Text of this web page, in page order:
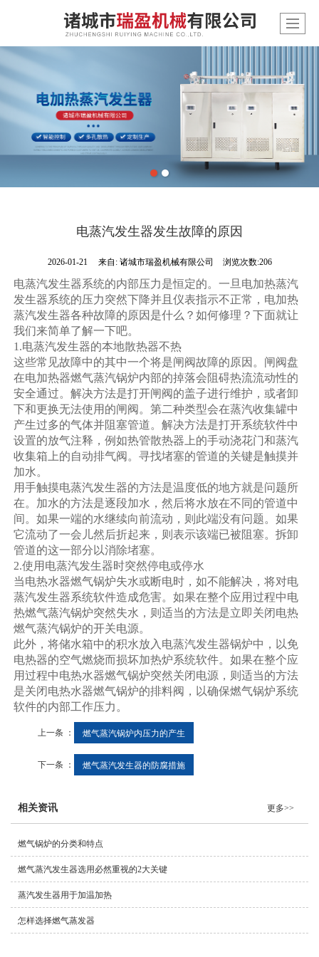
电蒸汽发生器发生故障的原因
2026-01-21 来自: 诸城市瑞盈机械有限公司 浏览次数:206
电蒸汽发生器系统的内部压力是恒定的。一旦电加热蒸汽
发生器系统的压力突然下降并且仪表指示不正常，电加热
蒸汽发生器各种故障的原因是什么？如何修理？下面就让
我们来简单了解一下吧。
1.电蒸汽发生器的本地散热器不热
这些常见故障中的其中一个将是闸阀故障的原因。闸阀盘
在电加热器燃气蒸汽锅炉内部的掉落会阻碍热流流动性的
安全通过。解决方法是打开闸阀的盖子进行维护，或者卸
下和更换无法使用的闸阀。第二种类型会在蒸汽收集罐中
产生过多的气体并阻塞管道。解决方法是打开系统软件中
设置的放气注释，例如热管散热器上的手动浇花门和蒸汽
收集箱上的自动排气阀。寻找堵塞的管道的关键是触摸并
加水。
用手触摸电蒸汽发生器的方法是温度低的地方就是问题所
在。加水的方法是逐段加水，然后将水放在不同的管道中
间。如果一端的水继续向前流动，则此端没有问题。如果
它流动了一会儿然后折起来，则表示该端已被阻塞。拆卸
管道的这一部分以消除堵塞。
2.使用电蒸汽发生器时突然停电或停水
当电热水器燃气锅炉失水或断电时，如不能解决，将对电
蒸汽发生器系统软件造成危害。如果在整个应用过程中电
热燃气蒸汽锅炉突然失水，则适当的方法是立即关闭电热
燃气蒸汽锅炉的开关电源。
此外，将储水箱中的积水放入电蒸汽发生器锅炉中，以免
电热器的空气燃烧而损坏加热炉系统软件。如果在整个应
用过程中电热水器燃气锅炉突然关闭电源，则适当的方法
是关闭电热水器燃气锅炉的排料阀，以确保燃气锅炉系统
软件的内部工作压力。
上一条 ： 燃气蒸汽锅炉内压力的产生
下一条 ： 燃气蒸汽发生器的防腐措施
相关资讯 更多>>
燃气锅炉的分类和特点
燃气蒸汽发生器选用必然重视的2大关键
蒸汽发生器用于加温加热
怎样选择燃气蒸发器